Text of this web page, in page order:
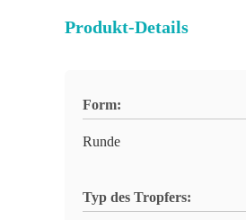
Produkt-Details
Form:
Runde
Typ des Tropfers: